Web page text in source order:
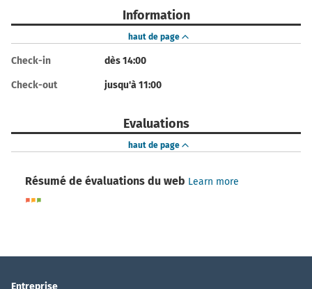
Information
haut de page
Check-in dès 14:00
Check-out jusqu'à 11:00
Evaluations
haut de page
Résumé de évaluations du web Learn more